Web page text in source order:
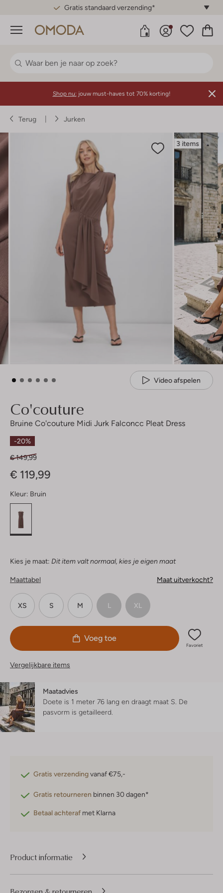
Gratis standaard verzending*
Menu
Shop nu: jouw must-haves tot 70% korting!
Terug Jurken
3 items
Video afspelen
Co'couture
Bruine Co'couture Midi Jurk Falconcc Pleat Dress
-20%
€ 149,99
€ 119,99
Kleur: Bruin
Kies je maat: Dit item valt normaal, kies je eigen maat
Maattabel Maat uitverkocht?
XS S M L XL
Voeg toe
Favoriet
Vergelijkbare items
Maatadvies
Doete is 1 meter 76 lang en draagt maat S. De
pasvorm is getailleerd
Gratis verzendingvanaf €75,-
Gratis retourneren binnen 30 dagen*
Betaal achteraf met Klarna
Product informatie